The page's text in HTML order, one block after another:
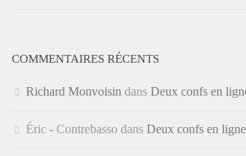
COMMENTAIRES RÉCENTS
Richard Monvoisin dans Deux confs en
Éric - Contrebasso dans Deux confs en ligne